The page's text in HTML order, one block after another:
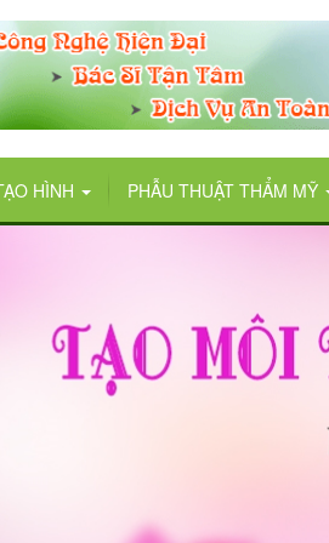
HÌNH PHẪU THUẬT THẨM MỸ